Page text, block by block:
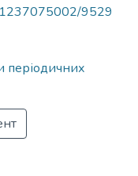
1237075002/9529
періодичних